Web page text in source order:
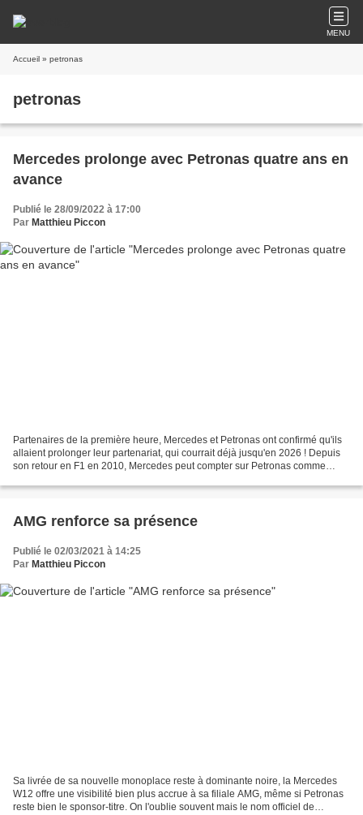
MENU
Accueil » petronas
petronas
Mercedes prolonge avec Petronas quatre ans en
avance
Publié le 28/09/2022 à 17:00
Par Matthieu Piccon
Partenaires de la première heure, Mercedes et Petronas ont confirmé qu'ils
allaient prolonger leur partenariat, qui courrait déjà jusqu'en 2026 ! Depuis
son retour en F1 en 2010, Mercedes peut compter sur Petronas comme
AMG renforce sa présence
Publié le 02/03/2021 à 14:25
Par Matthieu Piccon
Sa livrée de sa nouvelle monoplace reste à dominante noire, la Mercedes
W12 offre une visibilité bien plus accrue à sa filiale AMG, même si Petronas
reste bien le sponsor-titre. On l'oublie souvent mais le nom officiel de